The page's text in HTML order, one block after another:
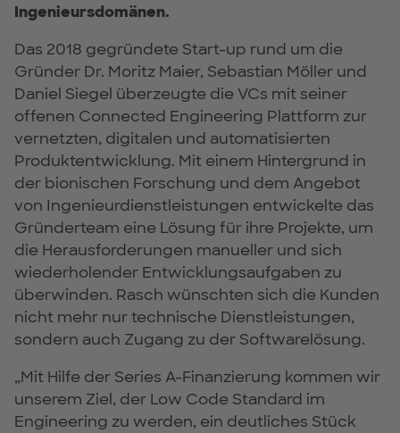
Ingenieursdomänen.
Das 2018 gegründete Start-up rund um die
Gründer Dr. Moritz Maier, Sebastian Möller und
Daniel Siegel überzeugte die VCs mit seiner
offenen Connected Engineering Plattform zur
vernetzten, digitalen und automatisierten
Produktentwicklung. Mit einem Hintergrund in
der bionischen Forschung und dem Angebot
von Ingenieurdienstleistungen entwickelte das
Gründerteam eine Lösung für ihre Projekte, um
die Herausforderungen manueller und sich
wiederholender Entwicklungsaufgaben zu
überwinden. Rasch wünschten sich die Kunden
nicht mehr nur technische Dienstleistungen,
sondern auch Zugang zu der Softwarelösung.
„Mit Hilfe der Series A-Finanzierung kommen wir
unserem Ziel, der Low Code Standard im
Engineering zu werden, ein deutliches Stück